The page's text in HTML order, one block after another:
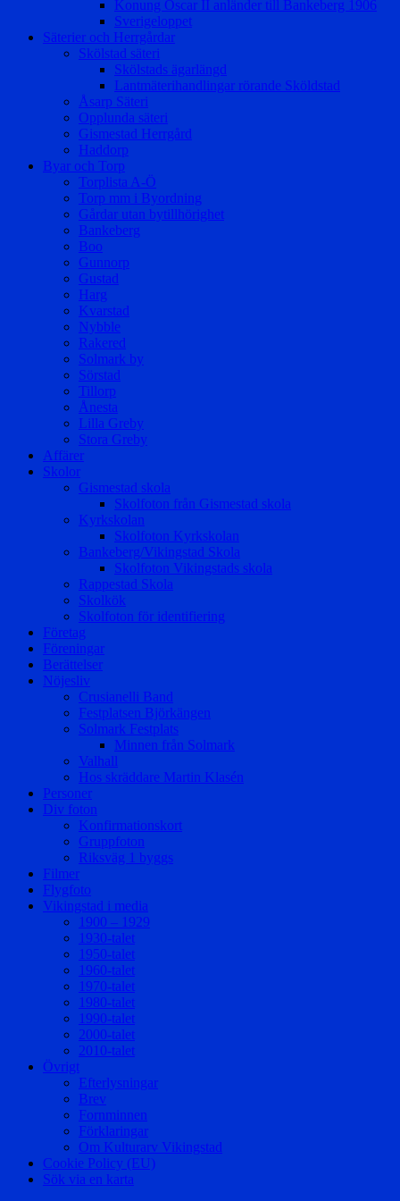
Konung Oscar II anländer till Bankeberg 1906
Sverigeloppet
Säterier och Herrgårdar
Skölstad säteri
Skölstads ägarlängd
Lantmäterihandlingar rörande Sköldstad
Åsarp Säteri
Opplunda säteri
Gismestad Herrgård
Haddorp
Byar och Torp
Torplista A-Ö
Torp mm i Byordning
Gårdar utan bytillhörighet
Bankeberg
Boo
Gunnorp
Gustad
Harg
Kvarstad
Nybble
Rakered
Solmark by
Sörstad
Tillorp
Ånesta
Lilla Greby
Stora Greby
Affärer
Skolor
Gismestad skola
Skolfoton från Gismestad skola
Kyrkskolan
Skolfoton Kyrkskolan
Bankeberg/Vikingstad Skola
Skolfoton Vikingstads skola
Rappestad Skola
Skolkök
Skolfoton för identifiering
Företag
Föreningar
Berättelser
Nöjesliv
Crusianelli Band
Festplatsen Björkängen
Solmark Festplats
Minnen från Solmark
Valhall
Hos skräddare Martin Klasén
Personer
Div foton
Konfirmationskort
Gruppfoton
Riksväg 1 byggs
Filmer
Flygfoto
Vikingstad i media
1900 – 1929
1930-talet
1950-talet
1960-talet
1970-talet
1980-talet
1990-talet
2000-talet
2010-talet
Övrigt
Efterlysningar
Brev
Fornminnen
Förklaringar
Om Kulturarv Vikingstad
Cookie Policy (EU)
Sök via en karta